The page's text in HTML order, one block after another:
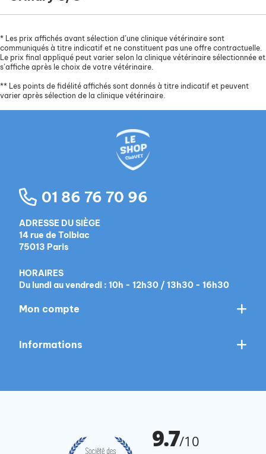
* Les prix affichés avant sélection d’une clinique vétérinaire sont
communiqués à titre indicatif et ne constituent pas une offre contractuelle.
Le prix final appliqué peut varier selon la clinique vétérinaire sélectionnée et
s’affiche après le choix de votre vétérinaire.
** Les points de fidélité affichés sont donnés à titre indicatif et peuvent
varier après sélection de la clinique vétérinaire.
01 86 76 70 96
ADRESSE DU SIÈGE
14 rue de Tolbiac
75013 Paris
HORAIRES
Du lundi au vendredi : 10h - 12h30 / 13h30 - 16h30
Mon compte
Informations